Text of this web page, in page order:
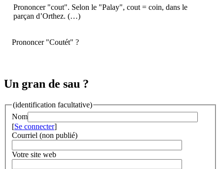
Prononcer "cout". Selon le "Palay", cout = coin, dans le
parçan d’Orthez. (…)
Prononcer "Coutét" ?
Un gran de sau ?
(identification facultative)
Nom
[Se connecter]
Courriel (non publié)
Votre site web